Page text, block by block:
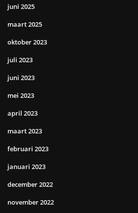
juni 2025
maart 2025
oktober 2023
juli 2023
juni 2023
mei 2023
april 2023
maart 2023
februari 2023
januari 2023
december 2022
november 2022